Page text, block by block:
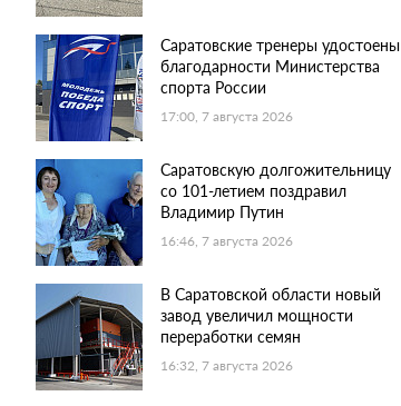
Саратовские тренеры удостоены
благодарности Министерства
спорта России
17:00, 7 августа 2026
Саратовскую долгожительницу
со 101-летием поздравил
Владимир Путин
16:46, 7 августа 2026
В Саратовской области новый
завод увеличил мощности
переработки семян
16:32, 7 августа 2026